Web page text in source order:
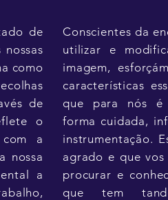
de
como
de
o
a
nossa
a
Conscientes da
utilizar e
imagem,
características
que para nós é
forma cuidada,
instrumentação.
agrado e que
procurar e
que tem